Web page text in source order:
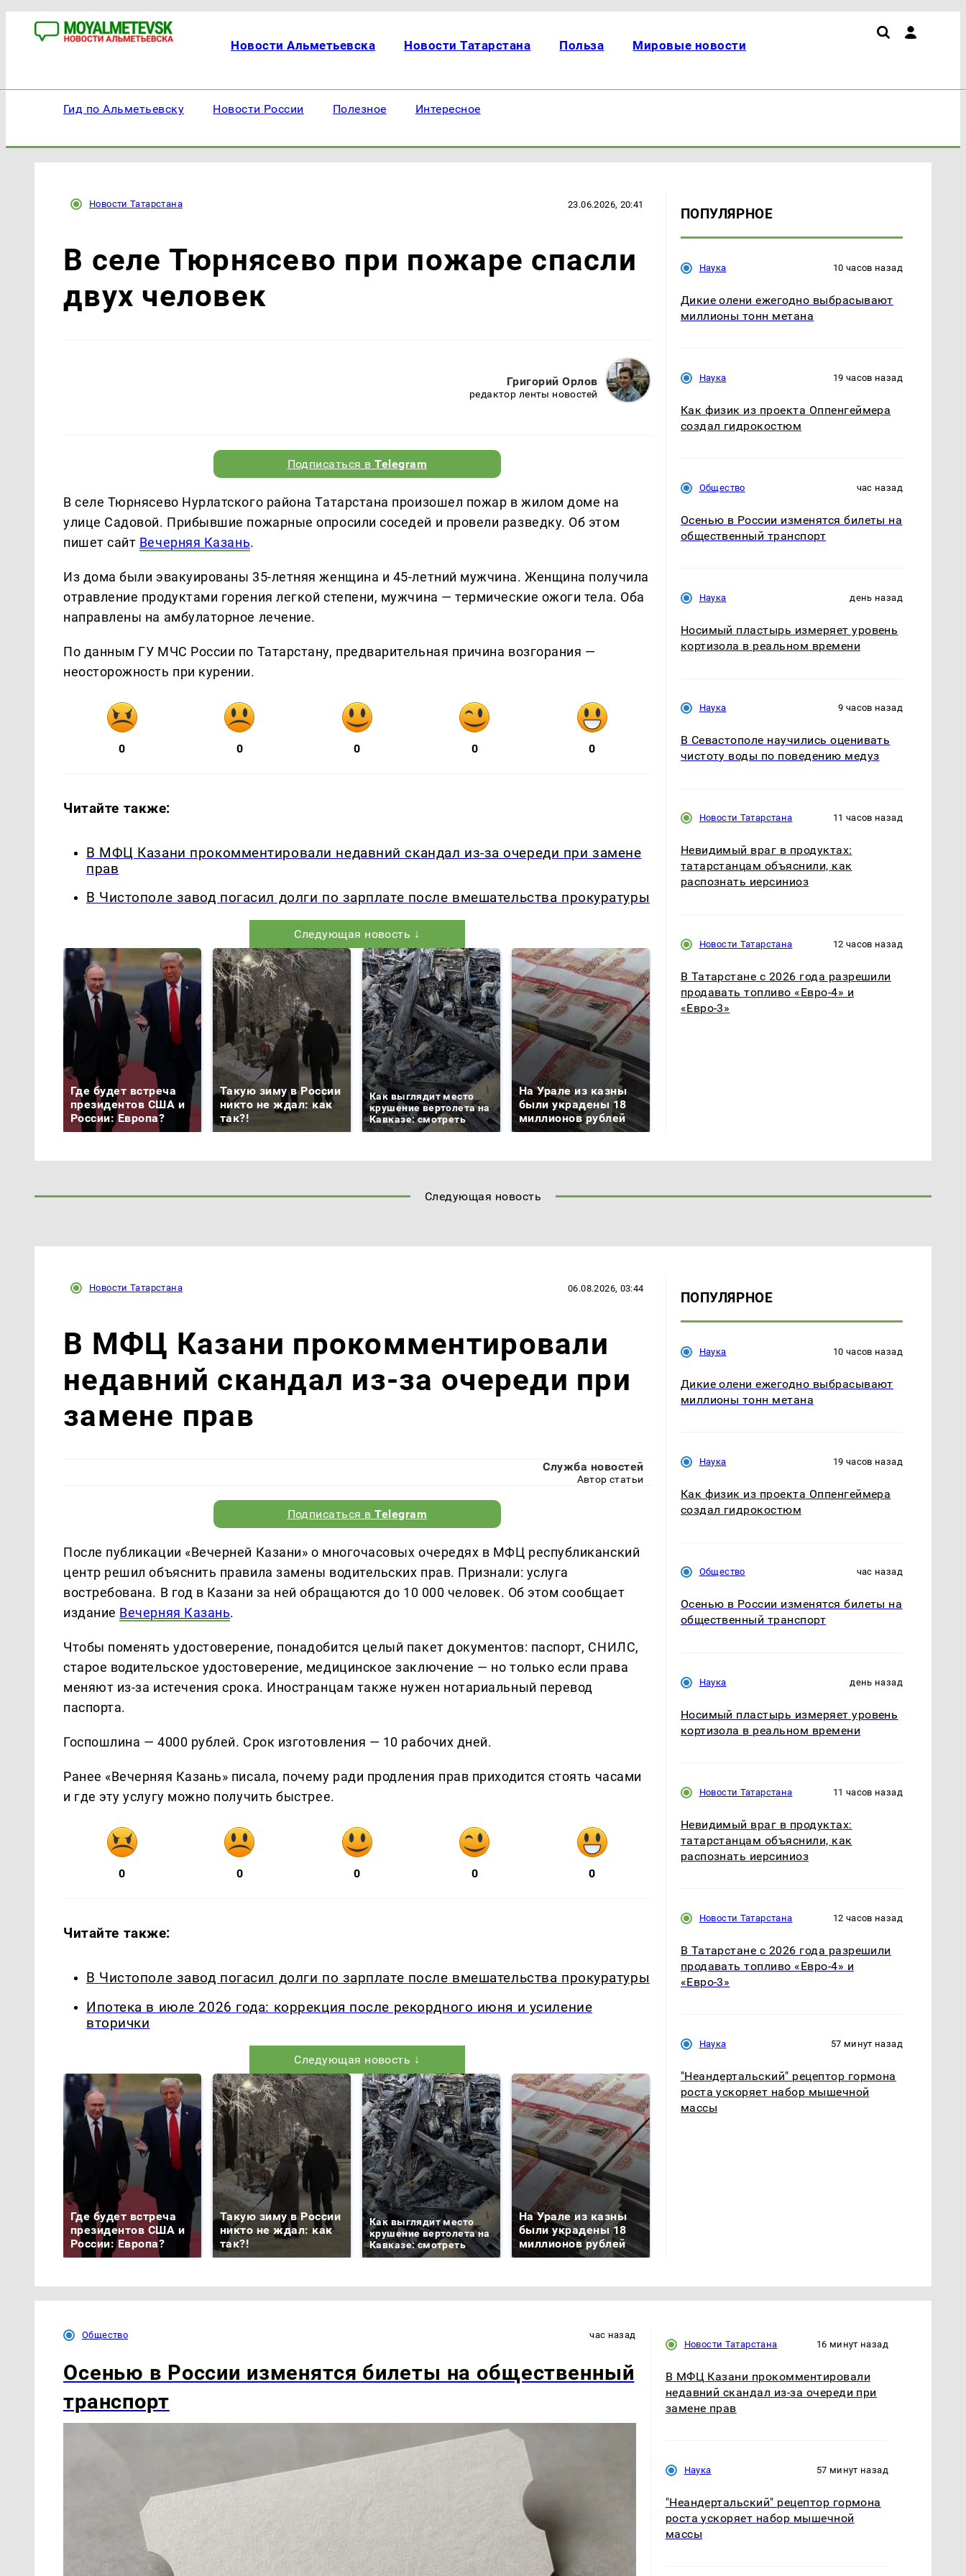
Новости Альметьевска Новости Татарстана Польза Мировые новости
Гид по Альметьевску Новости России Полезное Интересное
Новости Татарстана 23.06.2026, 20:41
В селе Тюрнясево при пожаре спасли
двух человек
Григорий Орлов
редактор ленты новостей
Подписаться вTelegram
В селе Тюрнясево Нурлатского района Татарстана произошел пожар в жилом доме на
улице Садовой. Прибывшие пожарные опросили соседей и провели разведку. Об этом
пишет сайт Вечерняя Казань.
Из дома были эвакуированы 35-летняя женщина и 45-летний мужчина. Женщина получила
отравление продуктами горения легкой степени, мужчина — термические ожоги тела. Оба
направлены на амбулаторное лечение.
По данным ГУ МЧС России по Татарстану, предварительная причина возгорания —
неосторожность при курении.
0 0 0 0 0
Читайте также:
В МФЦ Казани прокомментировали недавний скандал из-за очереди при замене
прав
В Чистополе завод погасил долги по зарплате после вмешательства прокуратуры
Следующая новость ↓
Где будет встреча
президентов США и
России: Европа?
Такую зиму в России
никто не ждал: как
так?!
Как выглядит место
крушение вертолета на
Кавказе: смотреть
На Урале из казны
были украдены 18
миллионов рублей
ПОПУЛЯРНОЕ
Наука 10 часов назад
Дикие олени ежегодно выбрасывают
миллионы тонн метана
Наука 19 часов назад
Как физик из проекта Оппенгеймера
создал гидрокостюм
Общество час назад
Осенью в России изменятся билеты на
общественный транспорт
Наука день назад
Носимый пластырь измеряет уровень
кортизола в реальном времени
Наука 9 часов назад
В Севастополе научились оценивать
чистоту воды по поведению медуз
Новости Татарстана 11 часов назад
Невидимый враг в продуктах:
татарстанцам объяснили, как
распознать иерсиниоз
Новости Татарстана 12 часов назад
В Татарстане с 2026 года разрешили
продавать топливо «Евро-4» и
«Евро-3»
Следующая новость
Новости Татарстана 06.08.2026, 03:44
В МФЦ Казани прокомментировали
недавний скандал из-за очереди при
замене прав
Служба новостей
Автор статьи
Подписаться вTelegram
После публикации «Вечерней Казани» о многочасовых очередях в МФЦ республиканский
центр решил объяснить правила замены водительских прав. Признали: услуга
востребована. В год в Казани за ней обращаются до 10 000 человек. Об этом сообщает
издание Вечерняя Казань.
Чтобы поменять удостоверение, понадобится целый пакет документов: паспорт, СНИЛС,
старое водительское удостоверение, медицинское заключение — но только если права
меняют из-за истечения срока. Иностранцам также нужен нотариальный перевод
паспорта.
Госпошлина — 4000 рублей. Срок изготовления — 10 рабочих дней.
Ранее «Вечерняя Казань» писала, почему ради продления прав приходится стоять часами
и где эту услугу можно получить быстрее.
0 0 0 0 0
Читайте также:
В Чистополе завод погасил долги по зарплате после вмешательства прокуратуры
Ипотека в июле 2026 года: коррекция после рекордного июня и усиление
вторички
Следующая новость ↓
Где будет встреча
президентов США и
России: Европа?
Такую зиму в России
никто не ждал: как
так?!
Как выглядит место
крушение вертолета на
Кавказе: смотреть
На Урале из казны
были украдены 18
миллионов рублей
ПОПУЛЯРНОЕ
Наука 10 часов назад
Дикие олени ежегодно выбрасывают
миллионы тонн метана
Наука 19 часов назад
Как физик из проекта Оппенгеймера
создал гидрокостюм
Общество час назад
Осенью в России изменятся билеты на
общественный транспорт
Наука день назад
Носимый пластырь измеряет уровень
кортизола в реальном времени
Новости Татарстана 11 часов назад
Невидимый враг в продуктах:
татарстанцам объяснили, как
распознать иерсиниоз
Новости Татарстана 12 часов назад
В Татарстане с 2026 года разрешили
продавать топливо «Евро-4» и
«Евро-3»
Наука 57 минут назад
"Неандертальский" рецептор гормона
роста ускоряет набор мышечной
массы
Общество час назад
Осенью в России изменятся билеты на общественный
транспорт
Новости Татарстана 16 минут назад
В МФЦ Казани прокомментировали
недавний скандал из-за очереди при
замене прав
Наука 57 минут назад
"Неандертальский" рецептор гормона
роста ускоряет набор мышечной
массы